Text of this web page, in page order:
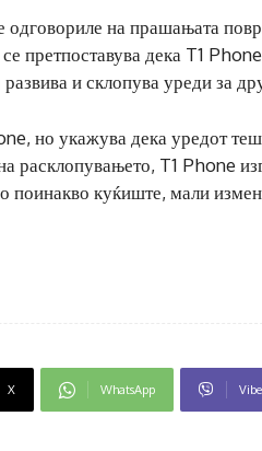
на прашањата
претпоставува дека T1
и склопува уреди за
но укажува дека уредот
расклопувањето, T1 Phone
поинакво куќиште, мали
X WhatsApp